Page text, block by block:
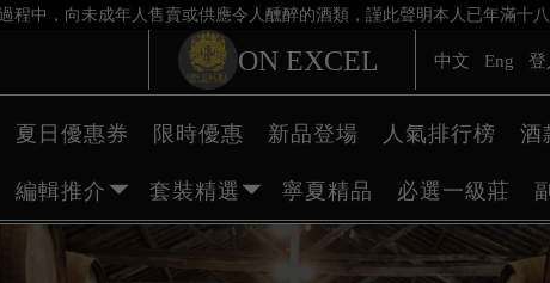
程中，向未成年人售賣或供應令人醺醉的酒類，謹此聲明本人已年滿十
ON EXCEL 中文 Eng 登
夏日優惠券 限時優惠 新品登場 人氣排行榜 酒
編輯推介 套裝精選 寧夏精品 必選一級莊